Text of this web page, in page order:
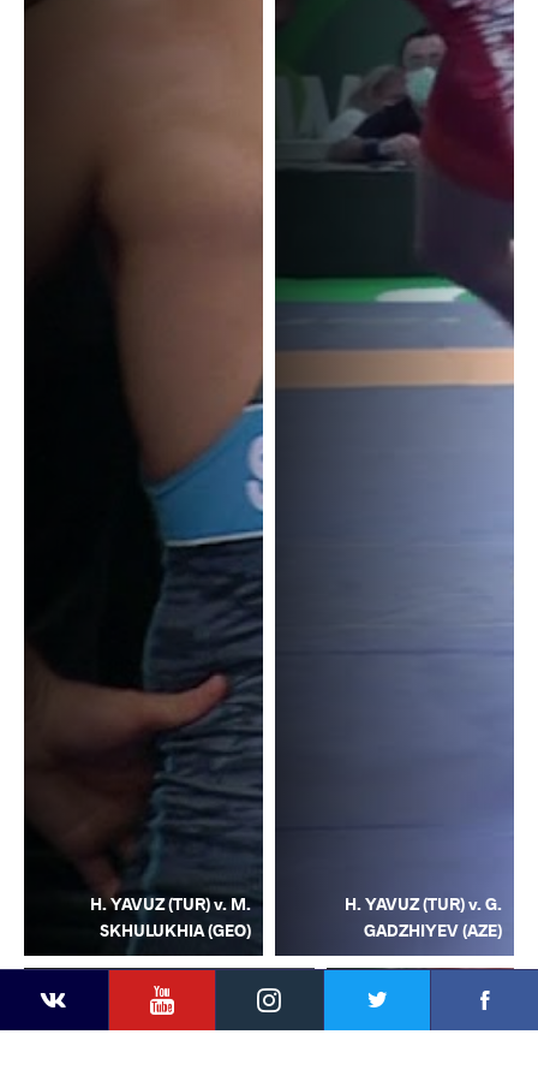
YouTubeInstagram
H. YAVUZ (TUR) v. G.
GADZHIYEV (AZE)
H. YAVUZ (TUR) v. M.
SKHULUKHIA (GEO)